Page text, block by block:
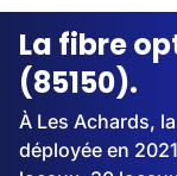
Streaming
La fibre
(85150).
À Les Achards,
déployée en